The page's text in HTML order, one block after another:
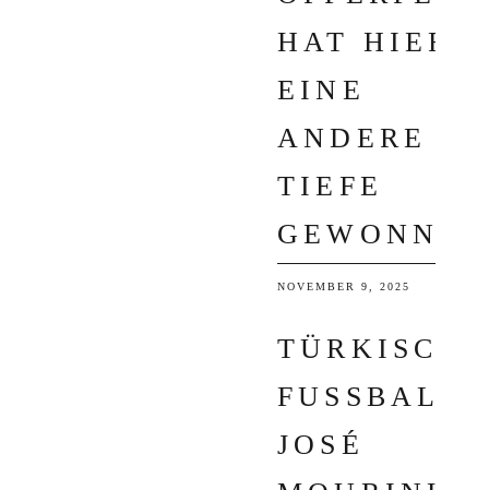
HAT HIER
EINE
ANDERE
TIEFE
NOVEMBER 9, 2025
FUSSBALL: J
OSÉ M